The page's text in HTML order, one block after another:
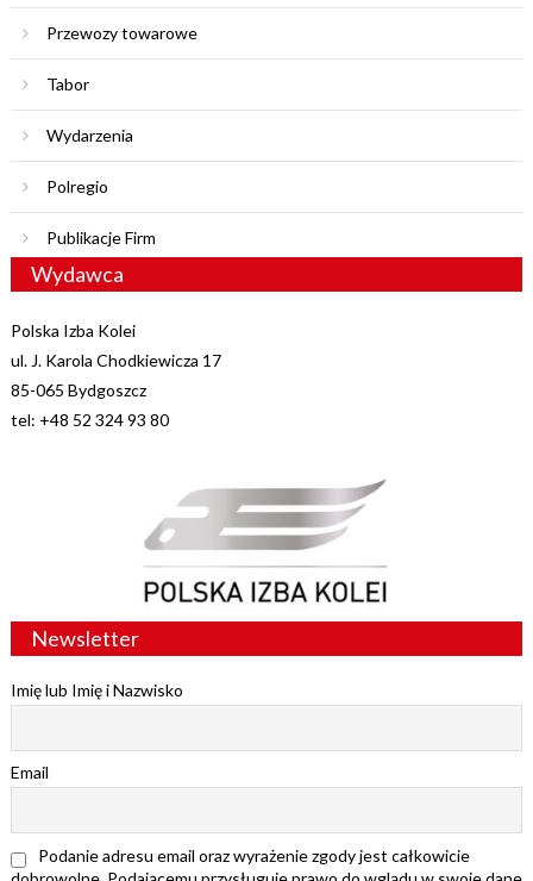
Przewozy towarowe
Tabor
Wydarzenia
Polregio
Publikacje Firm
Wydawca
Polska Izba Kolei
ul. J. Karola Chodkiewicza 17
85-065 Bydgoszcz
tel: +48 52 324 93 80
Newsletter
Imię lub Imię i Nazwisko
Email
Podanie adresu email oraz wyrażenie zgody jest całkowicie